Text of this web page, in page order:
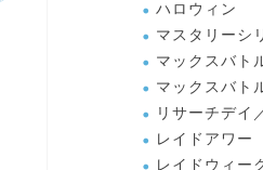
ハロウィン
マスタリーシ
マックスバト
マックスバト
リサーチデイ
レイドアワー
レイドウィー